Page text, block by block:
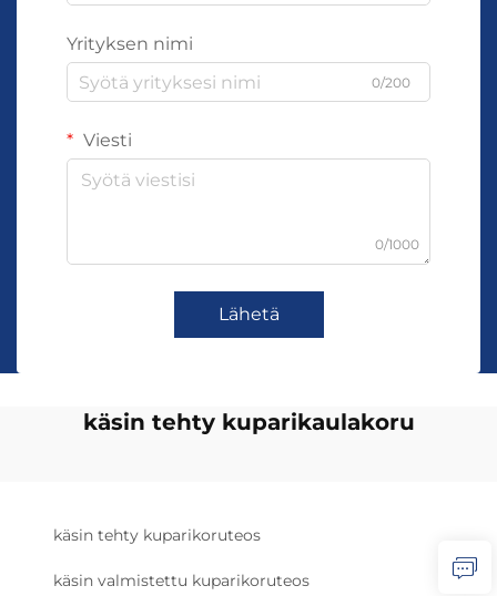
Yrityksen nimi
0/200
Viesti
0/1000
Lähetä
käsin tehty kuparikaulakoru
käsin tehty kuparikoruteos
käsin valmistettu kuparikoruteos